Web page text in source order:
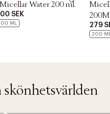
Micellar Water 200 ml.
SEK
ML 279
200